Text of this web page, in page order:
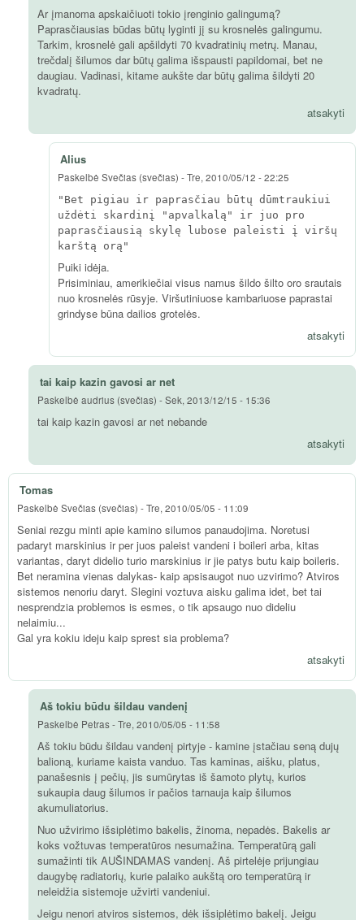
Ar įmanoma apskaičiuoti tokio įrenginio galingumą?
Paprasčiausias būdas būtų lyginti jį su krosnelės galingumu.
Tarkim, krosnelė gali apšildyti 70 kvadratinių metrų. Manau,
trečdalį šilumos dar būtų galima išspausti papildomai, bet ne
daugiau. Vadinasi, kitame aukšte dar būtų galima šildyti 20
kvadratų.
atsakyti
Alius
Paskelbė Svečias (svečias) -Tre, 2010/05/12 - 22:25
"Bet pigiau ir paprasčiau būtų dūmtraukiui
uždėti skardinį "apvalkalą" ir juo pro
paprasčiausią skylę lubose paleisti į viršų
karštą orą"
Puiki idėja.
Prisiminiau, amerikiečiai visus namus šildo šilto oro srautais
nuo krosnelės rūsyje. Viršutiniuose kambariuose paprastai
grindyse būna dailios grotelės.
atsakyti
tai kaip kazin gavosi ar net
Paskelbė audrius (svečias) -Sek, 2013/12/15 - 15:36
tai kaip kazin gavosi ar net nebande
atsakyti
Tomas
Paskelbė Svečias (svečias) -Tre, 2010/05/05 - 11:09
Seniai rezgu minti apie kamino silumos panaudojima. Noretusi
padaryt marskinius ir per juos paleist vandeni i boileri arba, kitas
variantas, daryt didelio turio marskinius ir jie patys butu kaip boileris.
Bet neramina vienas dalykas- kaip apsisaugot nuo uzvirimo? Atviros
sistemos nenoriu daryt. Slegini voztuva aisku galima idet, bet tai
nesprendzia problemos is esmes, o tik apsaugo nuo dideliu
nelaimiu...
Gal yra kokiu ideju kaip sprest sia problema?
atsakyti
Aš tokiu būdu šildau vandenį
Paskelbė Petras-Tre, 2010/05/05 - 11:58
Aš tokiu būdu šildau vandenį pirtyje - kamine įstačiau seną dujų
balioną, kuriame kaista vanduo. Tas kaminas, aišku, platus,
panašesnis į pečių, jis sumūrytas iš šamoto plytų, kurios
sukaupia daug šilumos ir pačios tarnauja kaip šilumos
akumuliatorius.
Nuo užvirimo išsiplėtimo bakelis, žinoma, nepadės. Bakelis ar
koks vožtuvas temperatūros nesumažina. Temperatūrą gali
sumažinti tik AUŠINDAMAS vandenį. Aš pirtelėje prijungiau
daugybę radiatorių, kurie palaiko aukštą oro temperatūrą ir
neleidžia sistemoje užvirti vandeniui.
Jeigu nenori atviros sistemos, dėk išsiplėtimo bakelį. Jeigu